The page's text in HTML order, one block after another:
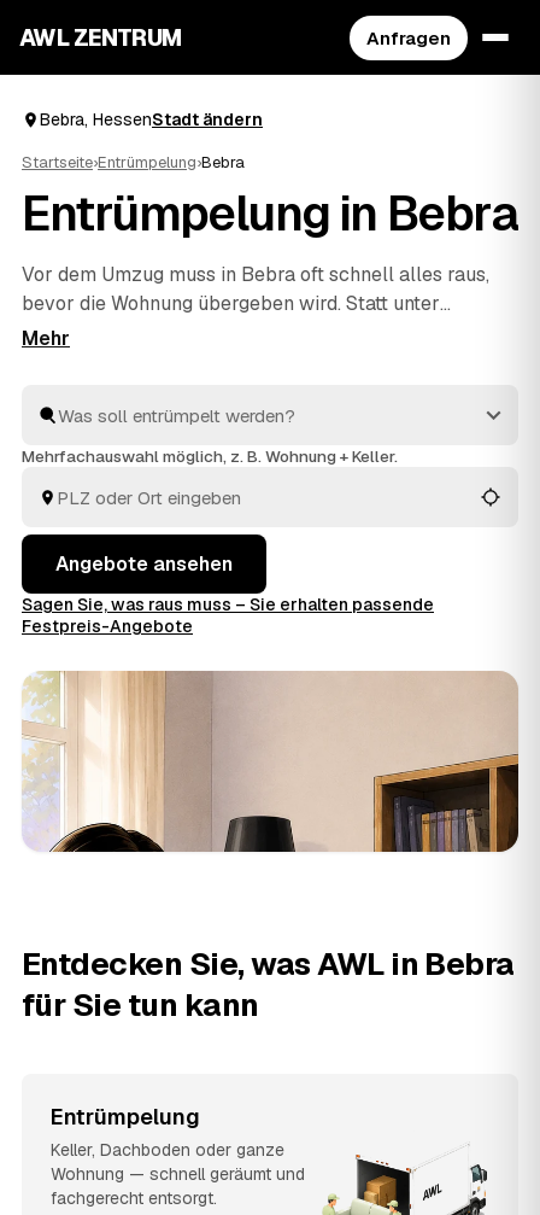
AWL ZENTRUM Anfragen
Bebra, HessenStadt ändern
Startseite›Entrümpelung›Bebra
Entrümpelung in Bebra
Vor dem Umzug muss in Bebra oft schnell alles raus,
bevor die Wohnung übergeben wird. Statt unter
Zeitdruck den erstbesten Betrieb zu nehmen, stellen
Hersfeld undHeringen. So vergleichen Sie Preise und
Termine, auch wenn es eilig ist. Die Profis kümmern
Mehrfachauswahl möglich, z. B. Wohnung + Keller.
Angebote ansehen
Sagen Sie, was raus muss – Sie erhalten passende
Festpreis-Angebote
Entdecken Sie, was AWL in Bebra
für Sie tun kann
Entrümpelung
Keller, Dachboden oder ganze
Wohnung — schnell geräumt und
fachgerecht entsorgt.